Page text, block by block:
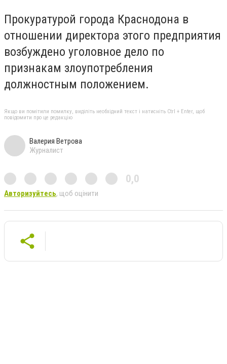
Прокуратурой города Краснодона в
отношении директора этого предприятия
возбуждено уголовное дело по
признакам злоупотребления
должностным положением.
Якщо ви помітили помилку, виділіть необхідний текст і натисніть Ctrl + Enter, щоб
повідомити про це редакцію
Валерия Ветрова
Журналист
0,0
Авторизуйтесь, щоб оцінити